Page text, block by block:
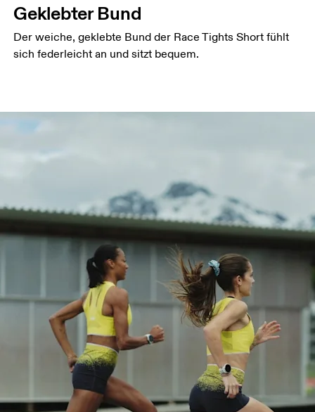
Geklebter Bund
Der weiche, geklebte Bund der Race Tights Short fühlt
sich federleicht an und sitzt bequem.